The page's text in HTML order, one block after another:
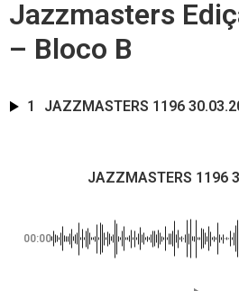
Jazzmasters
– Bloco B
1 JAZZMASTERS 1196
JAZZMASTERS 1196
00:00